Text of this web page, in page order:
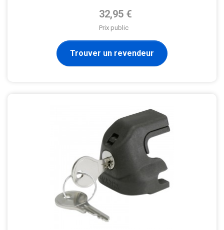
Prix de base
32,95 €
Prix public
Trouver un revendeur